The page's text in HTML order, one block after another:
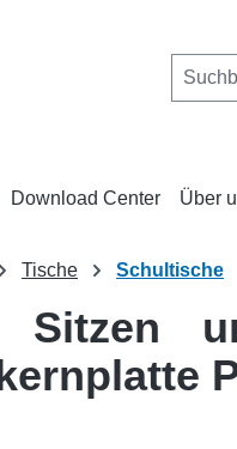
Download Center Über
Tische Schultische
Sitzen